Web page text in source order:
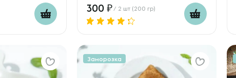
300 / 2 шт (200 гр)
Заморозка